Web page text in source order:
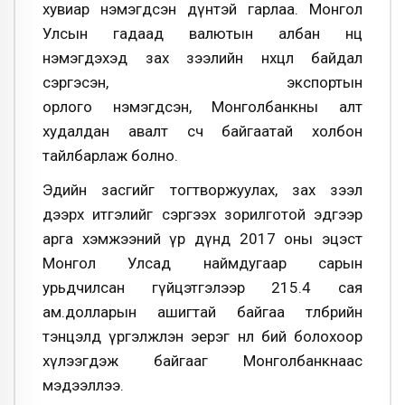
хувиар нэмэгдсэн дүнтэй гарлаа. Монгол
Улсын гадаад валютын албан нөөц
нэмэгдэхэд зах зээлийн нөхцөл байдал
сэргэсэн, экспортын
орлого нэмэгдсэн, Монголбанкны алт
худалдан авалт өсч байгаатай холбон
тайлбарлаж болно.
Эдийн засгийг тогтворжуулах, зах зээл
дээрх итгэлийг сэргээх зорилготой эдгээр
арга хэмжээний үр дүнд 2017 оны эцэст
Монгол Улсад наймдугаар сарын
урьдчилсан гүйцэтгэлээр 215.4 сая
ам.долларын ашигтай байгаа төлбөрийн
тэнцэлд үргэлжлэн эерэг нөлөө бий болохоор
хүлээгдэж байгааг Монголбанкнаас
мэдээллээ.